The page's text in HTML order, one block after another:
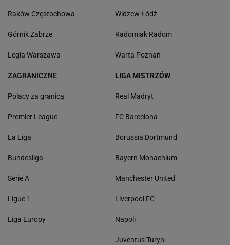
Raków Częstochowa
Górnik Zabrze
Legia Warszawa
Widzew Łódź
Radomiak Radom
Warta Poznań
ZAGRANICZNE
Polacy za granicą
Premier League
La Liga
Bundesliga
Serie A
Ligue 1
Liga Europy
LIGA MISTRZÓW
Real Madryt
FC Barcelona
Borussia Dortmund
Bayern Monachium
Manchester United
Liverpool FC
Napoli
Juventus Turyn